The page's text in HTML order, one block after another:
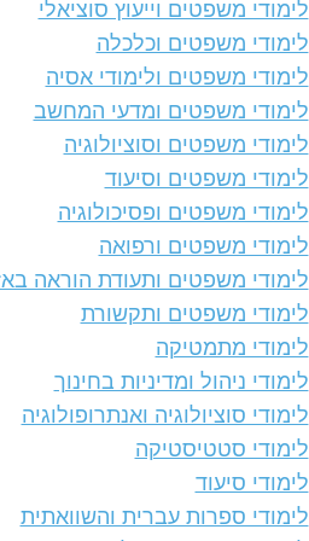
לימודי משפטים וייעוץ סוציאלי
לימודי משפטים וכלכלה
לימודי משפטים ולימודי אסיה
לימודי משפטים ומדעי המחשב
לימודי משפטים וסוציולוגיה
לימודי משפטים וסיעוד
לימודי משפטים ופסיכולוגיה
לימודי משפטים ורפואה
לימודי משפטים ותעודת הוראה
לימודי משפטים ותקשורת
לימודי מתמטיקה
לימודי ניהול ומדיניות בחינוך
לימודי סוציולוגיה ואנתרופולוגיה
לימודי סטטיסטיקה
לימודי סיעוד
לימודי ספרות עברית והשוואתית